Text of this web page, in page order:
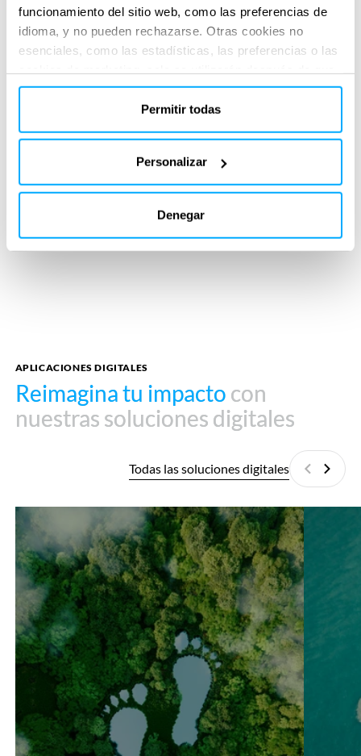
funcionamiento del sitio web, como las preferencias de
idioma, y no pueden rechazarse. Otras cookies no
esenciales, como las estadísticas, las preferencias o las
haya hecho clic en «Aceptar todo». Para obtener más
información, lea nuestra política de cookies en la sección
«Acerca de» y en la parte inferior de nuestro sitio web.
Permitir todas
Personalizar
Denegar
APLICACIONES DIGITALES
Reimagina tu impacto con
nuestras soluciones digitales
Reimagina tu impacto con
nuestras soluciones digitales
Todas las soluciones digitales
Anterior
Huella
de
carbono
EcoPAM